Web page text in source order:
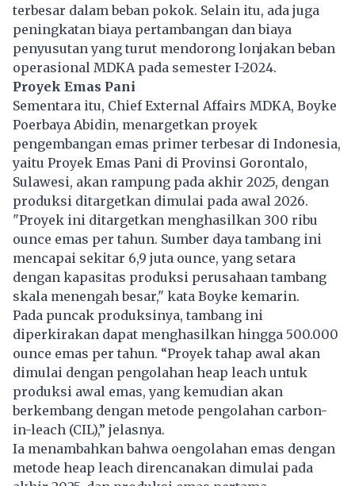
terbesar dalam beban pokok. Selain itu, ada juga
peningkatan biaya pertambangan dan biaya
penyusutan yang turut mendorong lonjakan beban
operasional MDKA pada semester I-2024.
Proyek Emas Pani
Sementara itu, Chief External Affairs MDKA, Boyke
Poerbaya Abidin, menargetkan proyek
pengembangan emas primer terbesar di Indonesia,
yaitu Proyek Emas Pani di Provinsi Gorontalo,
Sulawesi, akan rampung pada akhir 2025, dengan
produksi ditargetkan dimulai pada awal 2026.
"Proyek ini ditargetkan menghasilkan 300 ribu
ounce emas per tahun. Sumber daya tambang ini
mencapai sekitar 6,9 juta ounce, yang setara
dengan kapasitas produksi perusahaan tambang
skala menengah besar," kata Boyke kemarin.
Pada puncak produksinya, tambang ini
diperkirakan dapat menghasilkan hingga 500.000
ounce emas per tahun. “Proyek tahap awal akan
dimulai dengan pengolahan heap leach untuk
produksi awal emas, yang kemudian akan
berkembang dengan metode pengolahan carbon-
in-leach (CIL),” jelasnya.
Ia menambahkan bahwa oengolahan emas dengan
metode heap leach direncanakan dimulai pada